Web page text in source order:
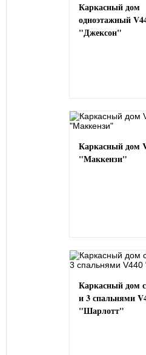
Каркасный дом
одноэтажный
"Джексон"
Каркасный дом
"Маккензи"
Каркасный дом
и 3 спальнями
"Шарлотт"